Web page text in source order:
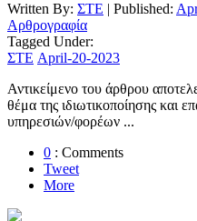
Written By: ΣΤΕ | Published:
Αρθρογραφία
Tagged Under:
ΣΤΕ April-20-2023
Αντικείμενο του άρθρου
θέμα της ιδιωτικοποίησης και
υπηρεσιών/φορέων ...
0 : Comments
Tweet
More